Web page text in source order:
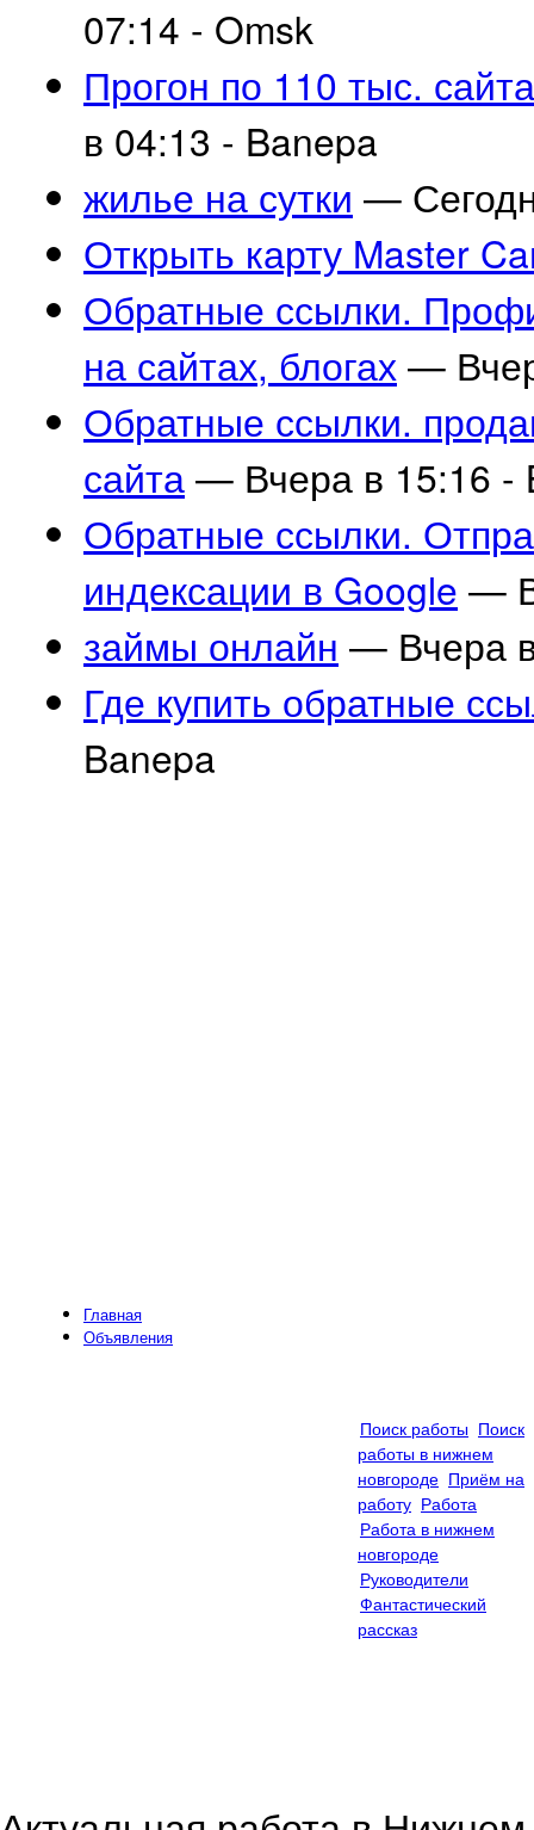
07:14 - Omsk
Прогон по 110 тыс.
в 04:13 - Banepa
жилье на сутки —
Открыть карту Master
Обратные ссылки.
на сайтах, блогах —
Обратные ссылки.
сайта — Вчера в 15:16 -
Обратные ссылки.
индексации в Google —
займы онлайн — Вчера
Где купить обратные
Banepa
Главная
Объявления
Поиск работы Поиск
работы в нижнем
новгороде Приём на
работу Работа
Работа в нижнем
новгороде
Руководители
Фантастический
рассказ